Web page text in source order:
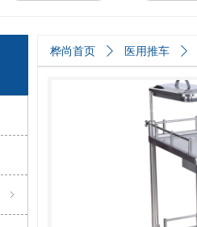
桦尚首页 ꄲ 医用推车 ꄲ
ꁇ